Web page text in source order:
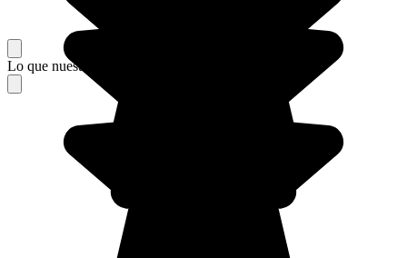
Lo que nuestros viajeros piensan de su estancia